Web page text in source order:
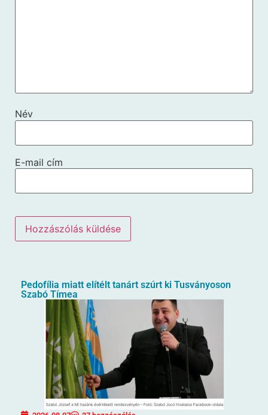
Név
E-mail cím
Pedofília miatt elítélt tanárt szúrt ki Tusványoson
Szabó Tímea